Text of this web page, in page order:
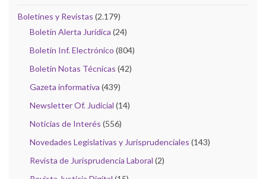
Boletines y Revistas (2.179)
Boletín Alerta Jurídica (24)
Boletín Inf. Electrónico (804)
Boletín Notas Técnicas (42)
Gazeta informativa (439)
Newsletter Of. Judicial (14)
Noticias de Interés (556)
Novedades Legislativas y Jurisprudenciales (143)
Revista de Jurisprudencia Laboral (2)